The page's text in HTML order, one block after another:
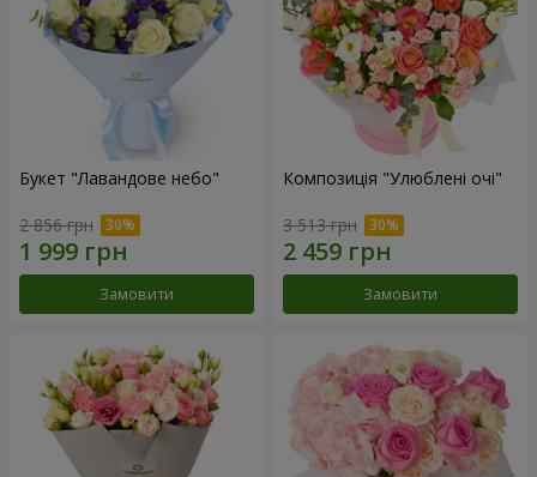
Букет "Лавандове небо"
2 856 грн
Замовити
Композиція "Улюблені очі"
3 513 грн
Замовити